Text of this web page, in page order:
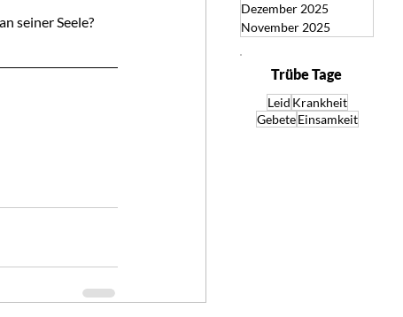
seiner Seele?
Dezember 2025
November 2025
Trübe Tage
Leid Krankheit
Gebete Einsamkeit